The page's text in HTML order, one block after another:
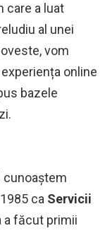
care a luat
al unei
vom
online
bazele
cunoaștem
ca Servicii
a făcut primii